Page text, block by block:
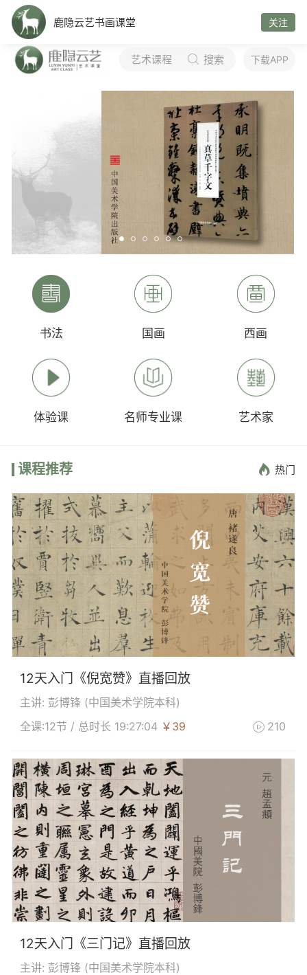
鹿隐云艺书画课堂 关注
艺术课程  搜索 下载APP
书法 国画 西画
体验课 名师专业课 艺术家
课程推荐  热门
12天入门《倪宽赞》直播回放
主讲: 彭博锋 (中国美术学院本科)
全课:12节 / 总时长 19:27:04 ￥39  210
12天入门《三门记》直播回放
主讲: 彭博锋 (中国美术学院本科)